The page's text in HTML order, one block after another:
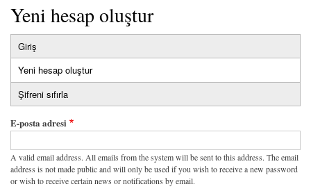
Yeni hesap oluştur
Birincil
sekmeler
Giriş
Yeni hesap oluştur(etkin
sekme)
Şifreni sıfırla
E-posta adresi
A valid email address. All emails from the system will be sent to this address. The email
address is not made public and will only be used if you wish to receive a new password
or wish to receive certain news or notifications by email.